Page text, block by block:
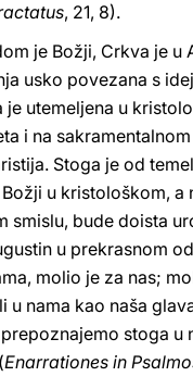
, 21, 8).
je Božji, Crkva je u
usko povezana s
je utemeljena u
i na
Stoga je od
u kristološkom, a
smislu, bude doista
u prekrasnom
molio je za nas;
u nama kao naša
stoga u
Enarrationes in